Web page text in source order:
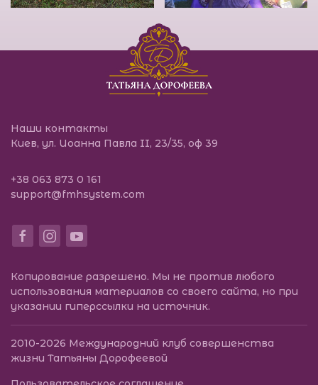
Наши контакты
Киев, ул. Иоанна Павла II, 23/35, оф 39
+38 063 873 0 161
support@fmhsystem.com
Копирование разрешено. Мы не против любого
использования материалов со своего сайта, но при
указании гиперссылки на источник.
2010-2026 Международний клуб совершенства
жизни Татьяны Дорофеевой